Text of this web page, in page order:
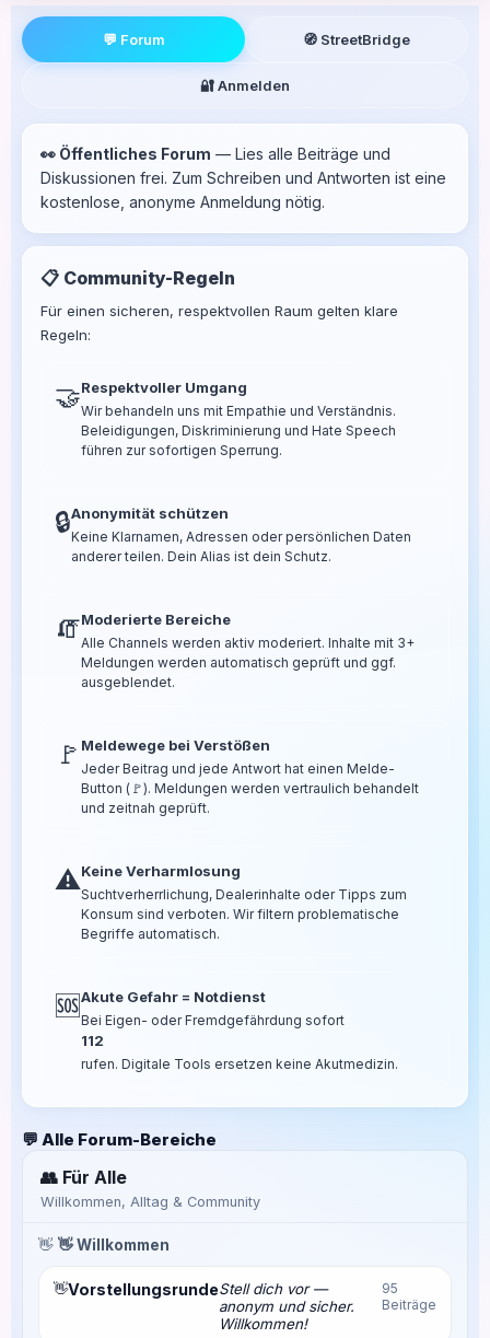
💬 Forum 🧭 StreetBridge
🔐 Anmelden
👀 Öffentliches Forum — Lies alle Beiträge und
Diskussionen frei. Zum Schreiben und Antworten ist eine
kostenlose, anonyme Anmeldung nötig.
📋 Community-Regeln
Für einen sicheren, respektvollen Raum gelten klare
Regeln:
🤝Respektvoller Umgang
Wir behandeln uns mit Empathie und Verständnis.
Beleidigungen, Diskriminierung und Hate Speech
führen zur sofortigen Sperrung.
🔒Anonymität schützen
Keine Klarnamen, Adressen oder persönlichen Daten
anderer teilen. Dein Alias ist dein Schutz.
🧯Moderierte Bereiche
Alle Channels werden aktiv moderiert. Inhalte mit 3+
Meldungen werden automatisch geprüft und ggf.
ausgeblendet.
🚩 Meldewege bei Verstößen
Jeder Beitrag und jede Antwort hat einen Melde-
Button (🚩). Meldungen werden vertraulich behandelt
und zeitnah geprüft.
⚠️Keine Verharmlosung
Suchtverherrlichung, Dealerinhalte oder Tipps zum
Konsum sind verboten. Wir filtern problematische
Begriffe automatisch.
🆘Akute Gefahr = Notdienst
Bei Eigen- oder Fremdgefährdung sofort
112
rufen. Digitale Tools ersetzen keine Akutmedizin.
💬 Alle Forum-Bereiche
👥 Für Alle
Willkommen, Alltag & Community
👋 👋 Willkommen
👋VorstellungsrundeStell dich vor —
anonym und sicher.
Willkommen!
95
Beiträge